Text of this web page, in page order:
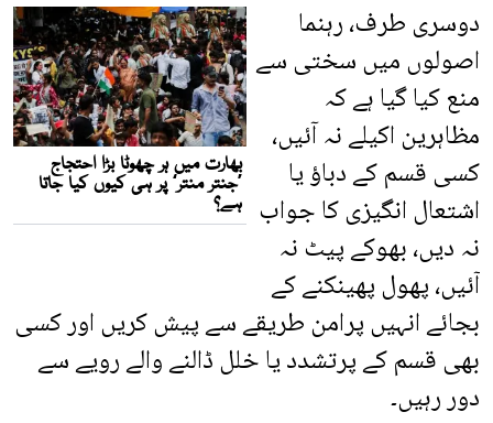
دوسری طرف، رہنما
اصولوں میں سختی سے
منع کیا گیا ہے کہ
مظاہرین اکیلے نہ آئیں،
کسی قسم کے دباؤ یا
اشتعال انگیزی کا جواب
نہ دیں، بھوکے پیٹ نہ
آئیں، پھول پھینکنے کے
بجائے انہیں پرامن طریقے سے پیش کریں اور کسی
بھی قسم کے پرتشدد یا خلل ڈالنے والے رویے سے
دور رہیں۔